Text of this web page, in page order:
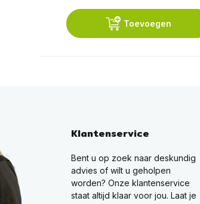
Toevoegen
Klantenservice
Bent u op zoek naar deskundig
advies of wilt u geholpen
worden? Onze klantenservice
staat altijd klaar voor jou. Laat je